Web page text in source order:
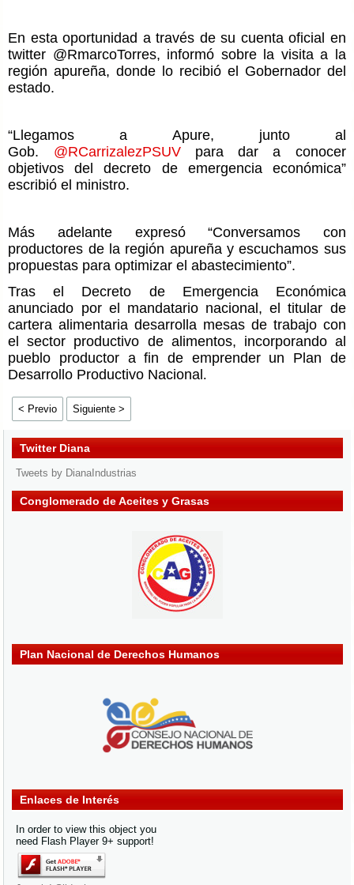
En esta oportunidad a través de su cuenta oficial en
twitter @RmarcoTorres, informó sobre la visita a la
región apureña, donde lo recibió el Gobernador del
estado.
“Llegamos a Apure, junto al
Gob. @RCarrizalezPSUVpara dar a conocer
objetivos del decreto de emergencia económica”
escribió el ministro.
Más adelante expresó “Conversamos con
productores de la región apureña y escuchamos sus
propuestas para optimizar el abastecimiento”.
Tras el Decreto de Emergencia Económica
anunciado por el mandatario nacional, el titular de
cartera alimentaria desarrolla mesas de trabajo con
el sector productivo de alimentos, incorporando al
pueblo productor a fin de emprender un Plan de
Desarrollo Productivo Nacional .
< Previo Siguiente >
Twitter Diana
Tweets by DianaIndustrias
Conglomerado de Aceites y Grasas
Plan Nacional de Derechos Humanos
Enlaces de Interés
In order to view this object you
need Flash Player 9+ support!